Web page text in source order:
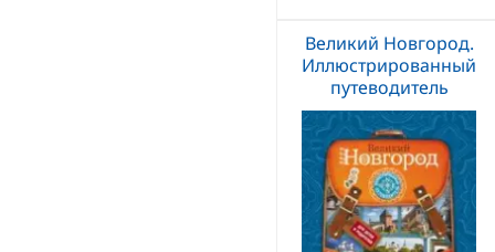
Великий Новгород.
Иллюстрированный
путеводитель